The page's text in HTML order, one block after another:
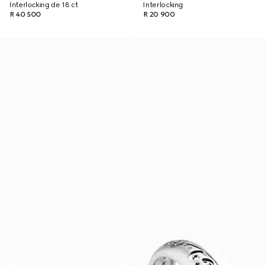
Interlocking de 18 ct
R 40 500
Interlocking
R 20 900